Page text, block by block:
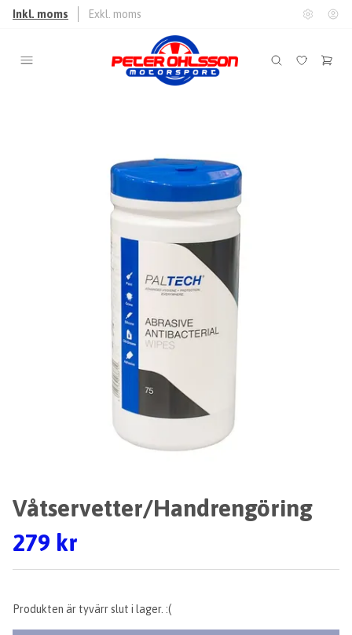
Inkl. moms Exkl. moms
Våtservetter/Handrengöring
279 kr
Produkten är tyvärr slut i lager. :(